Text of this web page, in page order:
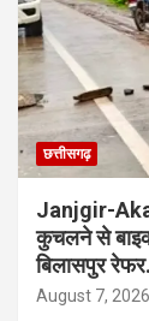
छत्तीसगढ़
Janjgir-
कुचलने से
बिलासपुर
August 7, 2026